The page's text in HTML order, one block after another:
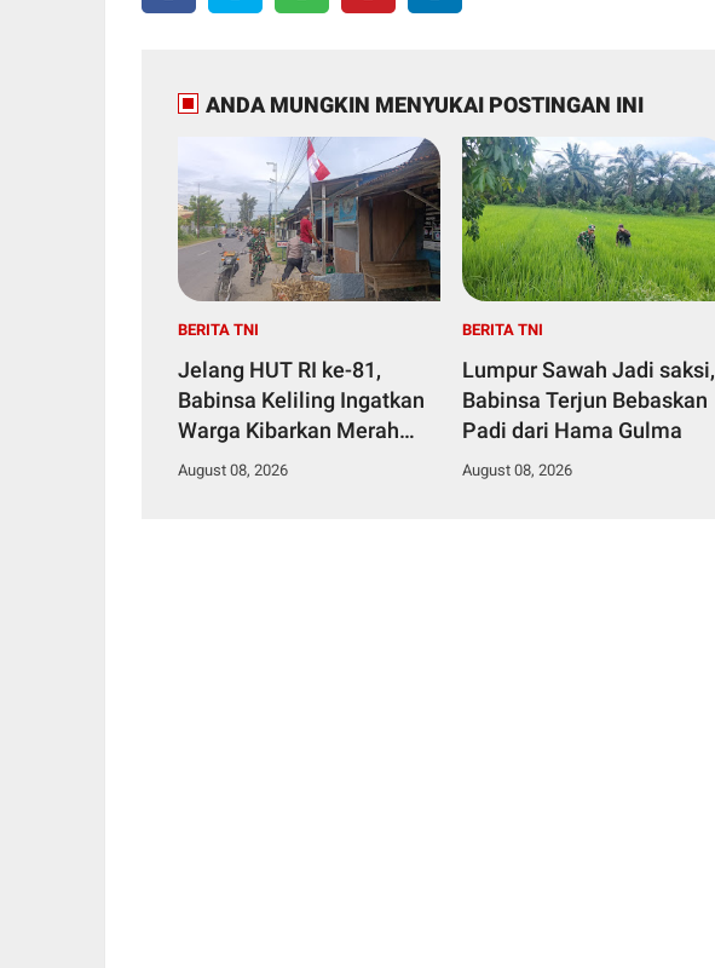
ANDA MUNGKIN MENYUKAI POSTINGAN INI
BERITA TNI
Jelang HUT RI ke-81,
Babinsa Keliling Ingatkan
Warga Kibarkan Merah
Putih
August 08, 2026
BERITA TNI
Lumpur Sawah Jadi saksi,
Babinsa Terjun Bebaskan
Padi dari Hama Gulma
August 08, 2026